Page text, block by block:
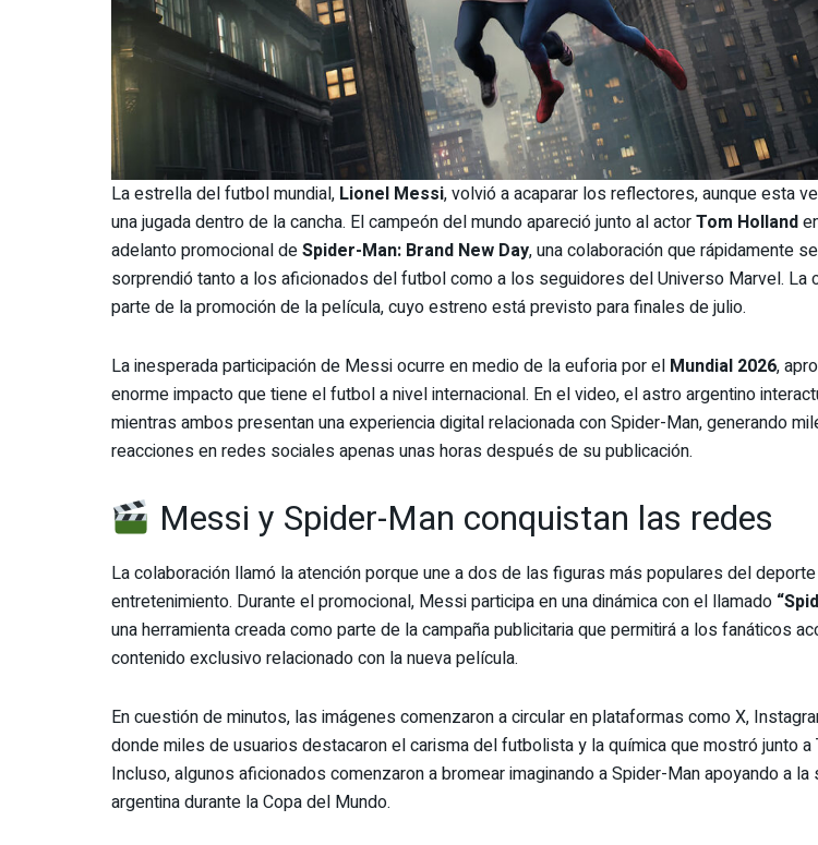
La estrella del futbol mundial, Lionel Messi, volvió a acaparar los reflectores, aunque esta
una jugada dentro de la cancha. El campeón del mundo apareció junto al actorTom Holland
adelanto promocional deSpider-Man: Brand New Day, una colaboración que rápidamente
sorprendió tanto a los aficionados del futbol como a los seguidores del Universo Marvel. La
parte de la promoción de la película, cuyo estreno está previsto para finales de julio.
La inesperada participación de Messi ocurre en medio de la euforia por el Mundial 2026,
enorme impacto que tiene el futbol a nivel internacional. En el video, el astro argentino
mientras ambos presentan una experiencia digital relacionada con Spider-Man, generando
reacciones en redes sociales apenas unas horas después de su publicación.
Messi y Spider-Man conquistan las redes
La colaboración llamó la atención porque une a dos de las figuras más populares del
entretenimiento. Durante el promocional, Messi participa en una dinámica con el llamado
una herramienta creada como parte de la campaña publicitaria que permitirá a los fanáticos
contenido exclusivo relacionado con la nueva película.
En cuestión de minutos, las imágenes comenzaron a circular en plataformas como X,
donde miles de usuarios destacaron el carisma del futbolista y la química que mostró junto a
Incluso, algunos aficionados comenzaron a bromear imaginando a Spider-Man apoyando a la
argentina durante la Copa del Mundo.